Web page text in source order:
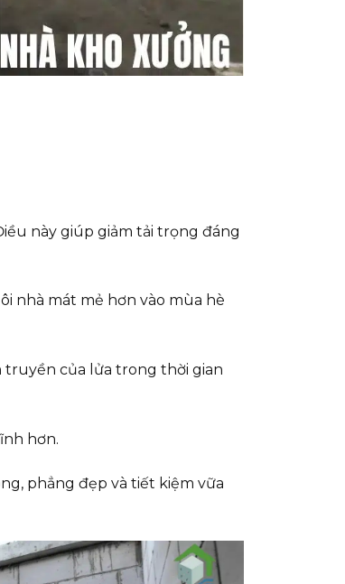
này giúp giảm tải trọng đáng
nhà mát mẻ hơn vào mùa hè
truyền của lửa trong thời gian
hơn.
phẳng đẹp và tiết kiệm vữa